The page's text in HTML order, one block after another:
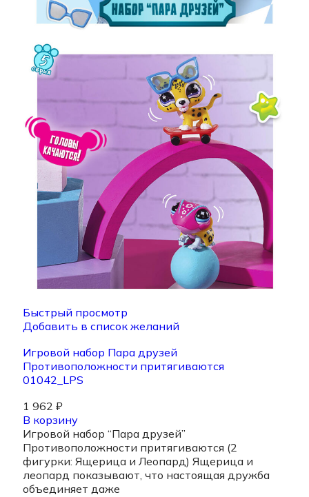
Быстрый просмотр
Добавить в список желаний
Игровой набор Пара друзей
Противоположности притягиваются
01042_LPS
1 962 ₽
В корзину
Игровой набор “Пара друзей”
Противоположности притягиваются (2
фигурки: Ящерица и Леопард) Ящерица и
леопард показывают, что настоящая дружба
объединяет даже